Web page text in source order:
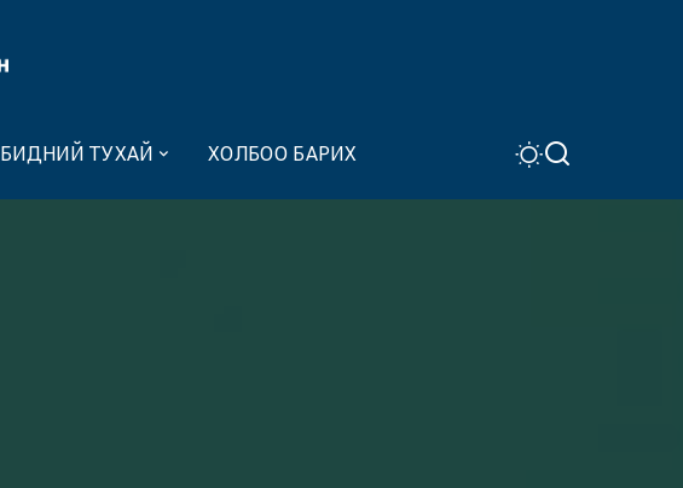
БИДНИЙ ТУХАЙ ХОЛБОО БАРИХ